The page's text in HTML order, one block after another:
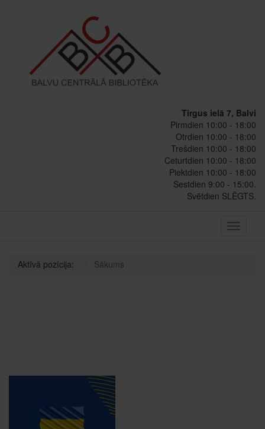
Tirgus ielā 7, Balvi
Pirmdien 10:00 - 18:00
Otrdien 10:00 - 18:00
Trešdien 10:00 - 18:00
Ceturtdien 10:00 - 18:00
Piektdien 10:00 - 18:00
Sestdien 9:00 - 15:00.
Svētdien SLĒGTS.
Toggle
Aktīvā pozīcija: Sākums